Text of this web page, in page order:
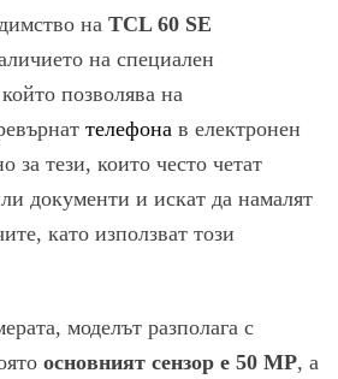
на TCL 60 SE
на специален
позволява на
телефона в електронен
за тези, които често четат
документи и искат да намалят
като използват този
моделът разполага с
основният сензор е 50 MP, а